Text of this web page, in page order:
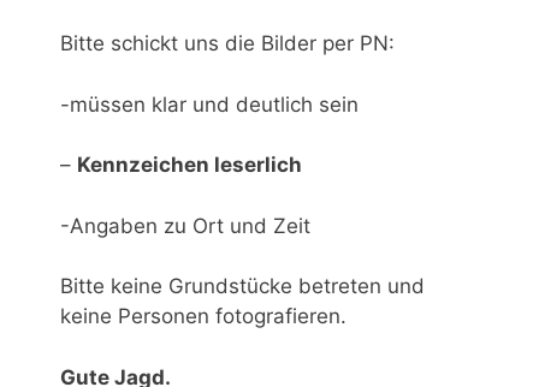
Bitte schickt uns die Bilder per PN:
-müssen klar und deutlich sein
– Kennzeichen leserlich
-Angaben zu Ort und Zeit
Bitte keine Grundstücke betreten und
keine Personen fotografieren.
Gute Jagd.